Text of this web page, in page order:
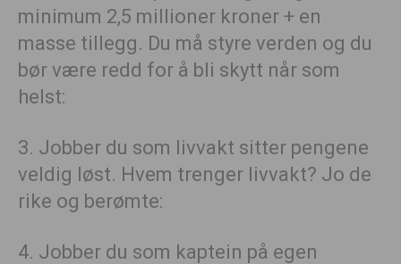
minimum 2,5 millioner kroner + en
masse tillegg. Du må styre verden og du
bør være redd for å bli skytt når som
helst:
3. Jobber du som livvakt sitter pengene
veldig løst. Hvem trenger livvakt? Jo de
rike og berømte:
4. Jobber du som kaptein på egen